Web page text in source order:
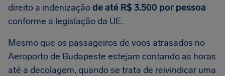
direito a indenizaçãode até R$ 3.500 por pessoa
conforme a legislação da UE.
Mesmo que os passageiros de voos atrasados no
Aeroporto de Budapeste estejam contando as horas
até a decolagem, quando se trata de reivindicar uma